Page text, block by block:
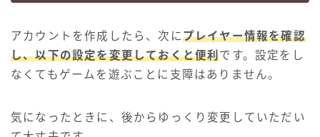
アカウントを作成したら、次にプレイヤー情報を確認
し、以下の設定を変更しておくと便利です。設定をし
なくてもゲームを遊ぶことに支障はありません。
気になったときに、後からゆっくり変更していただい